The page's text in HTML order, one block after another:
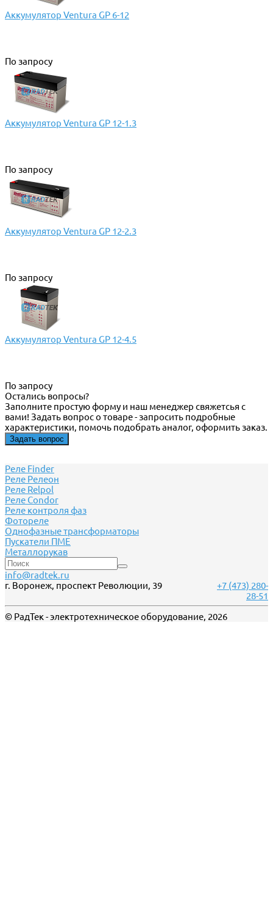
Аккумулятор Ventura GP 6-12
По запросу
Аккумулятор Ventura GP 12-1.3
По запросу
Аккумулятор Ventura GP 12-2.3
По запросу
Аккумулятор Ventura GP 12-4.5
По запросу
Остались вопросы?
Заполните простую форму и наш менеджер свяжетсья с
вами! Задать вопрос о товаре - запросить подробные
характеристики, помочь подобрать аналог, оформить заказ.
Задать вопрос
Реле Finder
Реле Релеон
Реле Relpol
Реле Сondor
Реле контроля фаз
Фотореле
Однофазные трансформаторы
Пускатели ПМЕ
Металлорукав
info@radtek.ru
г. Воронеж, проспект Революции, 39
+7 (473) 280-
28-51
© РадТек - электротехническое оборудование, 2026